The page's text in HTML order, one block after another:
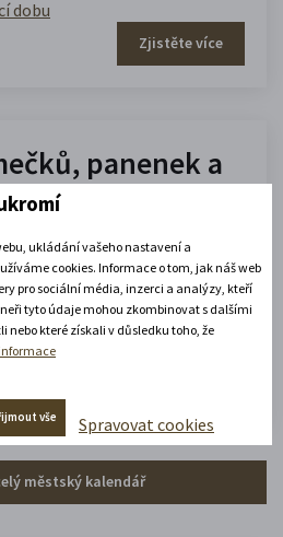
dobu
Zjistěte více
panenek a
31. 8. 2026)
dobu
městský kalendář
ukládání vašeho nastavení a
cookies. Informace o tom, jak náš web
pro sociální média, inzerci a analýzy, kteří
tyto údaje mohou zkombinovat s dalšími
které získali v důsledku toho, že
vše Spravovat cookies